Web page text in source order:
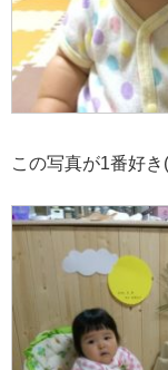
この写真が1番好き (